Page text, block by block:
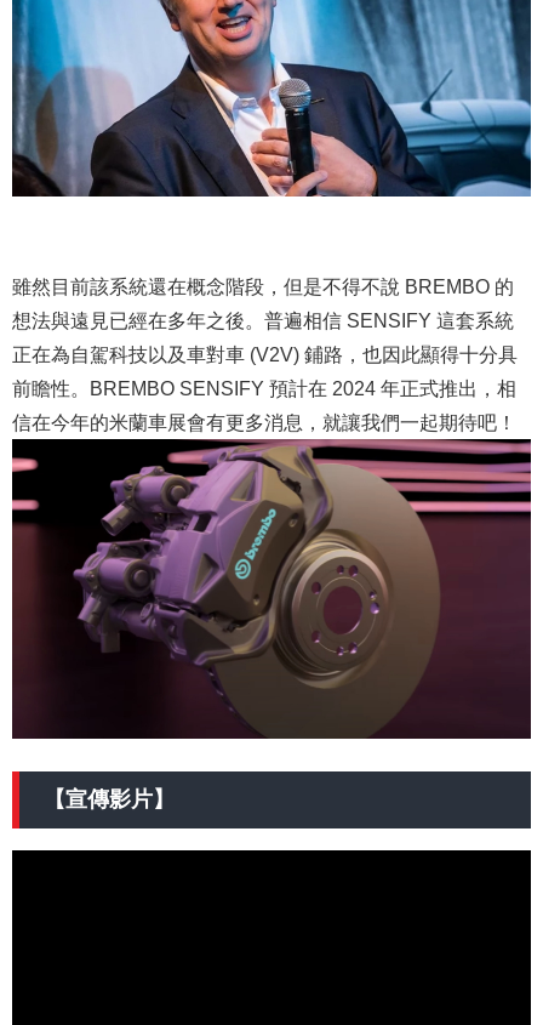
雖然目前該系統還在概念階段，但是不得不說 BREMBO 的
想法與遠見已經在多年之後。普遍相信 SENSIFY 這套系統
正在為自駕科技以及車對車 (V2V) 鋪路，也因此顯得十分具
前瞻性。BREMBO SENSIFY 預計在 2024 年正式推出，相
信在今年的米蘭車展會有更多消息，就讓我們一起期待吧！
【宣傳影片】